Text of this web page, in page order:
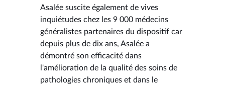
Asalée suscite également de vives
inquiétudes chez les 9 000 médecins
généralistes partenaires du dispositif car
depuis plus de dix ans, Asalée a
démontré son efficacité dans
l'amélioration de la qualité des soins de
pathologies chroniques et dans le